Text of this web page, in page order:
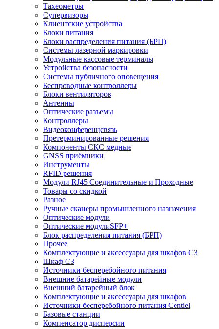
Тахеометры
Супервизоры
Клиентские устройства
Блоки питания
Блоки распределения питания (БРП)
Системы лазерной маркировки
Модульные кассовые терминалы
Устройства безопасности
Системы публичного оповещения
Беспроводные контроллеры
Блоки вентиляторов
Антенны
Оптические разъемы
Контроллеры
Видеоконференцсвязь
Претерминированные решения
Компоненты СКС медные
GNSS приёмники
Инструменты
RFID решения
Модули RJ45 Соединительные и Проходные
Товары со скидкой
Разное
Ручные сканеры промышленного назначения
Оптические модули
Оптические модулиSFP+
Блок распределения питания (БРП)
Прочее
Комплектующие и аксессуары для шкафов C3
Шкаф C3
Источники бесперебойного питания
Внешние батарейные модули
Внешний батарейный блок
Комплектующие и аксессуары для шкафов
Источники бесперебойного питания Centiel
Базовые станции
Компенсатор дисперсии